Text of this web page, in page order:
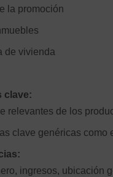
la promoción
de vivienda
clave:
relevantes de los
clave genéricas como
ingresos, ubicación